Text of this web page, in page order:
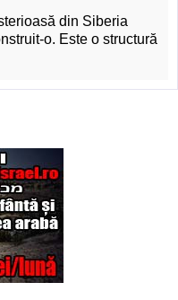
din Siberia
o. Este o structură